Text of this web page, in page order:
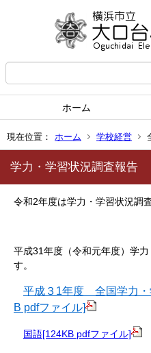
ホーム
現在位置： ホーム 学校経営
学力・学習状況調査報告
令和2年度は学力・学習状況調
平成31年度（令和元年度）学
す。
平成３1年度 全国学力・
B pdfファイル]
国語[124KB pdfファイル]